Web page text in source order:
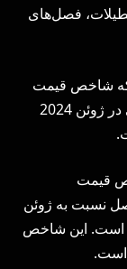
فصل‌های
که شاخص قیمت
مصرف‌کننده با در نظر گرفتن تغییرات فصلی در ژوئن 2024
قیمت
نسبت به ژوئن
یافته است. این شاخص
است.